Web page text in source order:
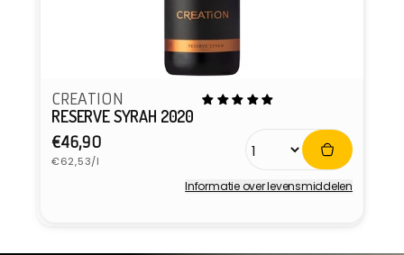
CREATION
RESERVE SYRAH 2020
Normale
prijs
€46,90
Eenheidsprijs
€62,53/l
Informatie over levensmiddelen